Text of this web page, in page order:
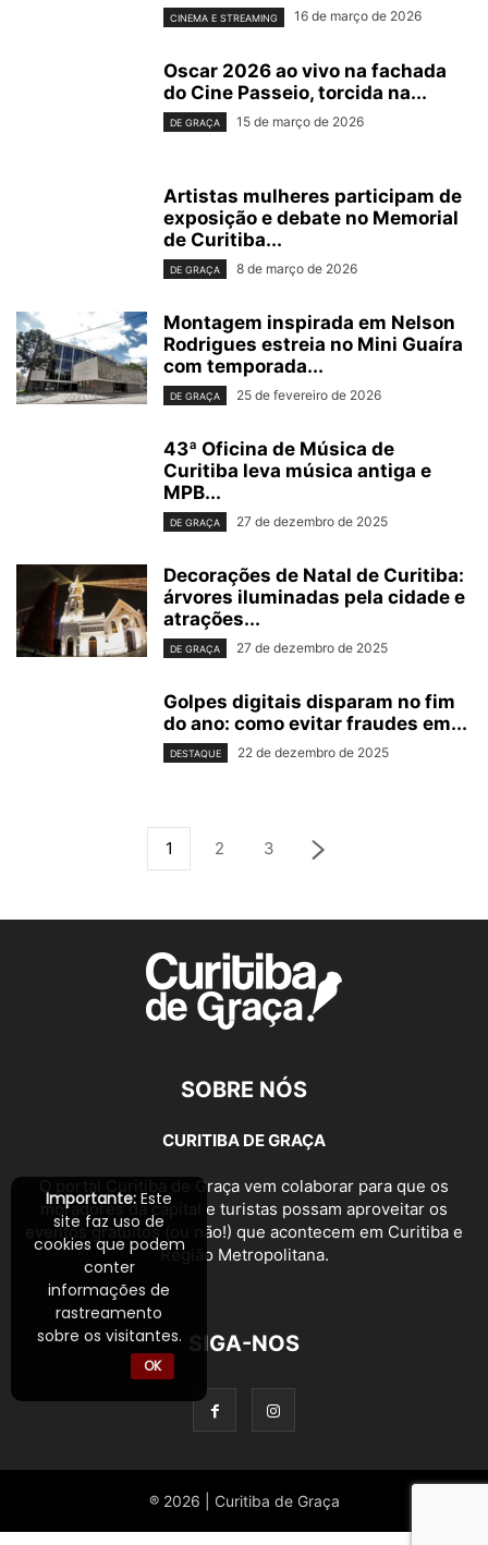
CINEMA E STREAMING 16 de março de 2026
Oscar 2026 ao vivo na fachada
do Cine Passeio, torcida na...
DE GRAÇA 15 de março de 2026
Artistas mulheres participam de
exposição e debate no Memorial
de Curitiba...
DE GRAÇA 8 de março de 2026
Montagem inspirada em Nelson
Rodrigues estreia no Mini Guaíra
com temporada...
DE GRAÇA 25 de fevereiro de 2026
43ª Oficina de Música de
Curitiba leva música antiga e
MPB...
DE GRAÇA 27 de dezembro de 2025
Decorações de Natal de Curitiba:
árvores iluminadas pela cidade e
atrações...
DE GRAÇA 27 de dezembro de 2025
Golpes digitais disparam no fim
do ano: como evitar fraudes em...
DESTAQUE 22 de dezembro de 2025
1 2 3
SOBRE NÓS
CURITIBA DE GRAÇA
O portal Curitiba de Graça vem colaborar para que os
moradores da capital e turistas possam aproveitar os
eventos gratuitos (ou não!) que acontecem em Curitiba e
Região Metropolitana.
SIGA-NOS
® 2026 | Curitiba de Graça
Importante: Este
site faz uso de
cookies que podem
conter
informações de
rastreamento
sobre os visitantes.
OK